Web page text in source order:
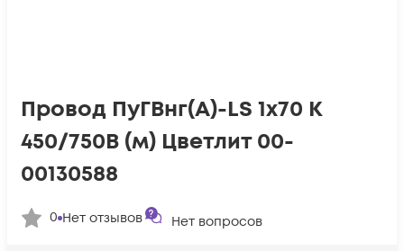
Провод ПуГВнг(А)-LS 1х70 К
450/750В (м) Цветлит 00-
00130588
0 Нет отзывов Нет вопросов